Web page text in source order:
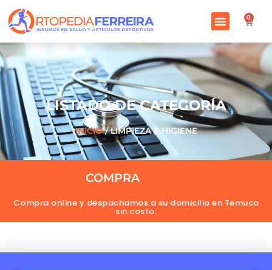
0
LISTADO DE CATEGORÍA
INICIO/ LIMPIEZA E HIGIENE
COMPRA
Compra online y despachamos a su domicilio en Temuco
sin costo.